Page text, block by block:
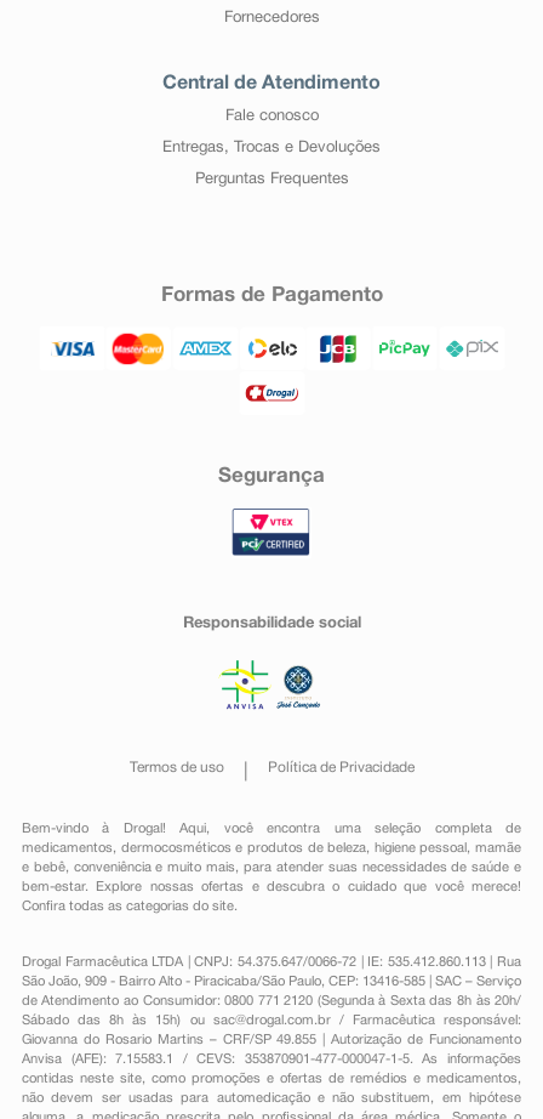
Fornecedores
Central de Atendimento
Fale conosco
Entregas, Trocas e Devoluções
Perguntas Frequentes
Formas de Pagamento
Segurança
Responsabilidade social
Termos de uso Política de Privacidade
Bem-vindo à Drogal! Aqui, você encontra uma seleção completa de
medicamentos , dermocosméticos e produtos de beleza, higiene pessoal ,mamãe
e bebê, conveniênciae muito mais, para atender suas necessidades de saúde e
bem-estar. Explore nossas ofertas e descubra o cuidado que você merece!
Confira todas as categorias do site.
Drogal Farmacêutica LTDA | CNPJ: 54.375.647/0066-72 | IE: 535.412.860.113 | Rua
São João, 909 - Bairro Alto - Piracicaba/São Paulo, CEP: 13416-585 | SAC – Serviço
de Atendimento ao Consumidor: 0800 771 2120 (Segunda à Sexta das 8h às 20h/
Sábado das 8h às 15h) ou sac@drogal.com.br/ Farmacêutica responsável:
Giovanna do Rosario Martins – CRF/SP 49.855 | Autorização de Funcionamento
Anvisa (AFE): 7.15583.1 / CEVS: 353870901-477-000047-1-5. As informações
contidas neste site, como promoções e ofertas de remédios e medicamentos,
não devem ser usadas para automedicação e não substituem, em hipótese